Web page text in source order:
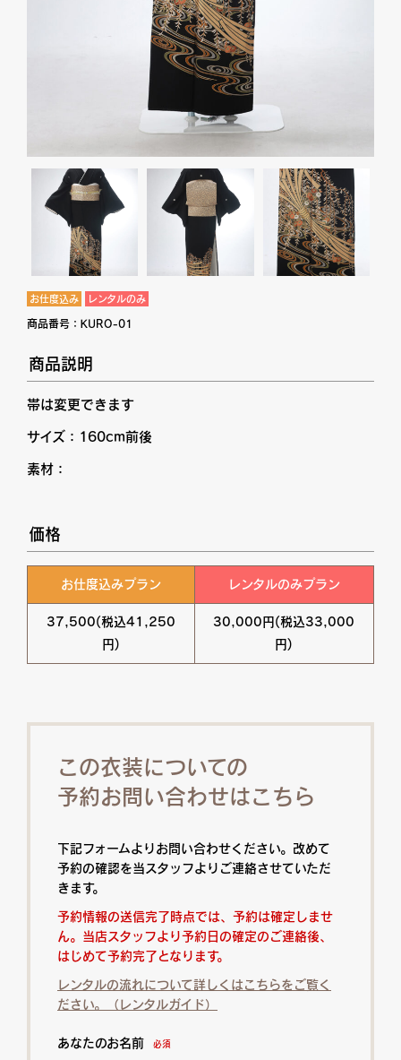
お仕度込み レンタルのみ
商品番号： KURO-01
商品説明
帯は変更できます
サイズ：160cm前後
素材：
価格
お仕度込みプラン
37,500(税込41,250
円)
レンタルのみプラン
30,000円(税込33,000
円)
この衣装についての
予約お問い合わせはこちら
下記フォームよりお問い合わせください。改めて
予約の確認を当スタッフよりご連絡させていただ
きます。
予約情報の送信完了時点では、予約は確定しませ
ん。当店スタッフより予約日の確定のご連絡後、
はじめて予約完了となります。
レンタルの流れについて詳しくはこちらをご覧く
ださい。（レンタルガイド）
あなたのお名前 必須